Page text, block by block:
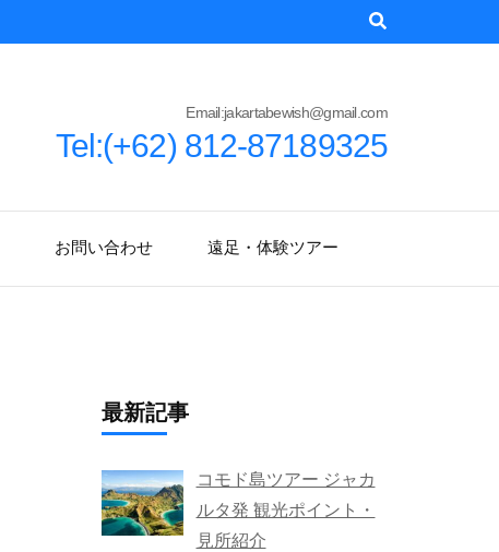
Email:jakartabewish@gmail.com
Tel:(+62) 812-87189325
お問い合わせ 遠足・体験ツアー
最新記事
コモド島ツアー ジャカ
ルタ発 観光ポイント・
見所紹介